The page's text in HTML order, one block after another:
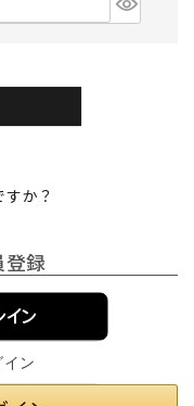
か？
登録
ン